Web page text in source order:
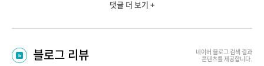
댓글 더 보기 +
블로그 리뷰 네이버 블로그 검색 결과
콘텐츠를 제공합니다.